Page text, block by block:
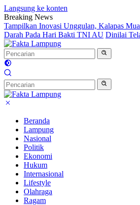
Langsung ke konten
Breaking News
Tampilkan Inovasi Unggulan, Kalapas
Darah Pada Hari Bakti TNI AU Dinilai
Beranda
Lampung
Nasional
Politik
Ekonomi
Hukum
Internasional
Lifestyle
Olahraga
Ragam